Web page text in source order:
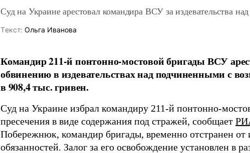
Суд на Украине арестовал командира ВСУ за издевательства
Tекст: Ольга Иванова
Командир 211-й понтонно-мостовой бригады ВСУ
обвинению в издевательствах над подчиненными с
в 908,4 тыс. гривен.
Суд на Украине избрал командиру 211-й понтонно-
пресечения в виде содержания под стражей, сообщает
Побережнюк, командир бригады, временно отстранен
обязанностей. Залог за его освобождение установлен в